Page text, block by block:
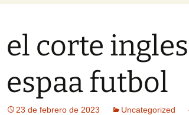
el corte
espaa futbol
23 de febrero de 2023 Uncategorized